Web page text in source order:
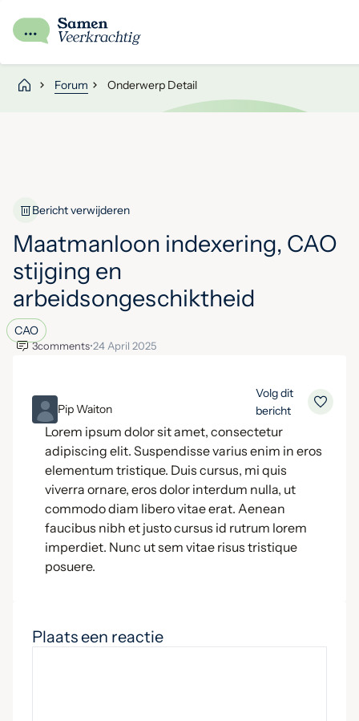
Forum Onderwerp Detail
Bericht verwijderen
Maatmanloon indexering, CAO
stijging en
arbeidsongeschiktheid
CAO
3comments•24 April 2025
ML Pip Waiton
Volg dit
bericht
Lorem ipsum dolor sit amet, consectetur
adipiscing elit. Suspendisse varius enim in eros
elementum tristique. Duis cursus, mi quis
viverra ornare, eros dolor interdum nulla, ut
commodo diam libero vitae erat. Aenean
faucibus nibh et justo cursus id rutrum lorem
imperdiet. Nunc ut sem vitae risus tristique
posuere.
Plaats een reactie